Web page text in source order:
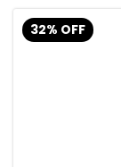
32% OFF